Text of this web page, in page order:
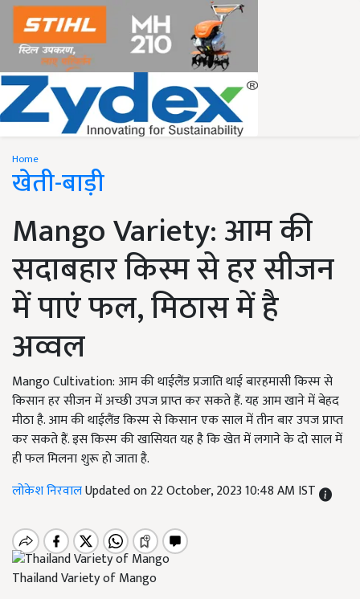
Home
खेती-बाड़ी
Mango Variety: आम की
सदाबहार किस्म से हर सीजन
में पाएं फल, मिठास में है
अव्वल
Mango Cultivation: आम की थाईलैंड प्रजाति थाई बारहमासी किस्म से
किसान हर सीजन में अच्छी उपज प्राप्त कर सकते हैं. यह आम खाने में बेहद
मीठा है. आम की थाईलैंड किस्म से किसान एक साल में तीन बार उपज प्राप्त
कर सकते हैं. इस किस्म की खासियत यह है कि खेत में लगाने के दो साल में
ही फल मिलना शुरू हो जाता है.
लोकेश निरवालUpdated on 22 October, 2023 10:48 AM IST
Thailand Variety of Mango